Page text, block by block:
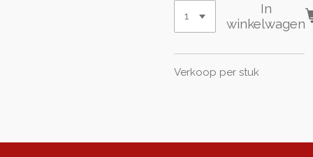
In
winkelwagen
Verkoop per stuk